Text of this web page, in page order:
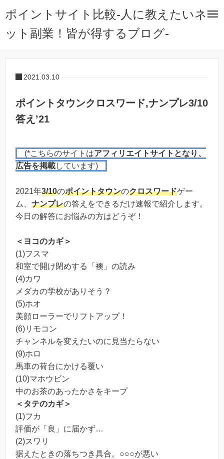
ポイントサイト比較-人に教えたいネ
ット副業！皆が得するブログ-
2021.03.10
ポイントタウンクロスワード,ナンプレ3/10
答え’21
(*こちらのサイトはアフィリエイトサイトとなり、
広告を掲載しています)
2021年3/10のポイントタウンのクロスワードゲー
ム、 ナンプレの答えをできるだけ速報で紹介します。
今日の解答にお悩みの方はどうぞ！
＜ヨコのカギ＞
(1)フスマ
和室で開け閉めする「襖」の読み
(4)カワ
メダカの学校がありそう？
(5)ホオ
美顔ローラーでリフトアップ！
(6)リモコン
チャンネルを変えたいのに見当たらない
(9)ホロ
馬車の荷台にかける覆い
(10)マホウビン
中のお茶のあったかさをキープ
＜タテのカギ＞
(1)フカ
評価が「良」に届かず…
(2)スワリ
据えたときの落ちつき具合。○○○が悪い